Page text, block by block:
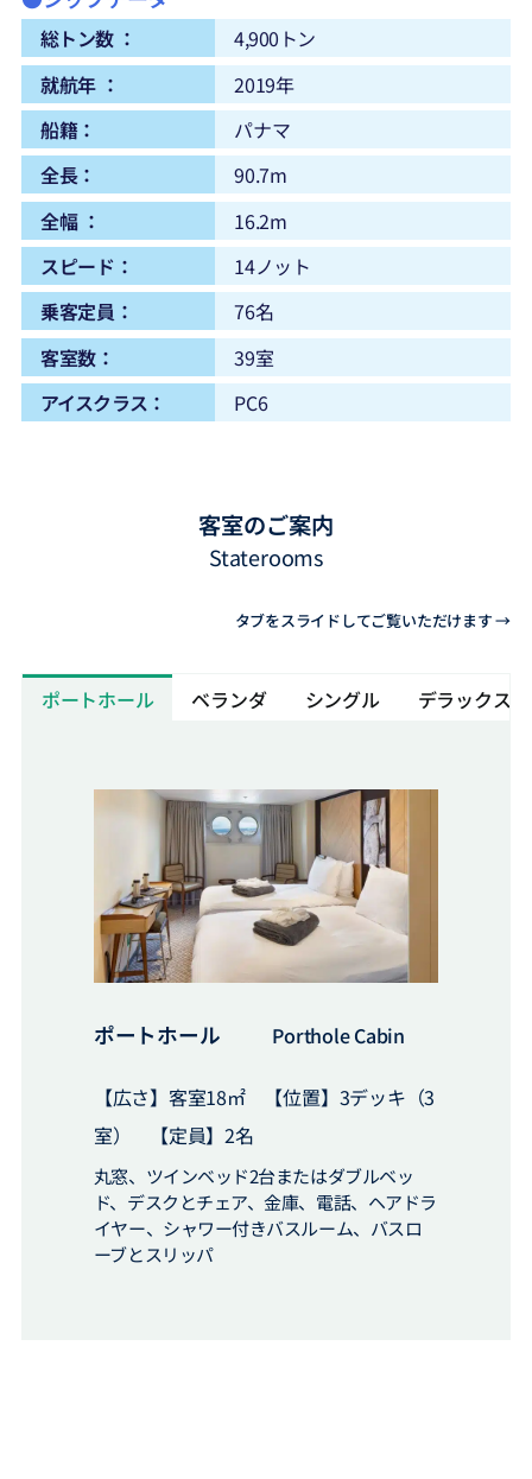
総トン数 ：
4,900トン
就航年 ：
2019年
船籍：
パナマ
全長：
90.7m
全幅 ：
16.2m
スピード：
14ノット
乗客定員：
76名
客室数：
39室
アイスクラス：
PC6
客室のご案内
Staterooms
タブをスライドしてご覧いただけます →
ポートホール ベランダ シングル デラックス
ポートホール Porthole Cabin
【広さ】客室18㎡ 【位置】3デッキ（3
室） 【定員】2名
丸窓、ツインベッド2台またはダブルベッ
ド、デスクとチェア、金庫、電話、ヘアドラ
イヤー、シャワー付きバスルーム、バスロ
ーブとスリッパ